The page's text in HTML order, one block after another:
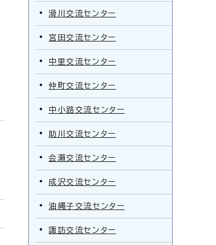
滑川交流センター
宮田交流センター
中里交流センター
仲町交流センター
中小路交流センター
助川交流センター
会瀬交流センター
成沢交流センター
油縄子交流センター
諏訪交流センター